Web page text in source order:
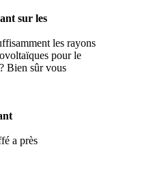
sur les
les rayons
pour le
Bien sûr vous
a près